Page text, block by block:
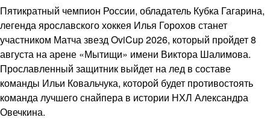
Пятикратный чемпион России, обладатель Кубка Гагарина,
легенда ярославского хоккея Илья Горохов станет
участником Матча звезд OviCup 2026, который пройдет 8
августа на арене «Мытищи» имени Виктора Шалимова.
Прославленный защитник выйдет на лед в составе
команды Ильи Ковальчука, которой будет противостоять
команда лучшего снайпера в истории НХЛ Александра
Овечкина.